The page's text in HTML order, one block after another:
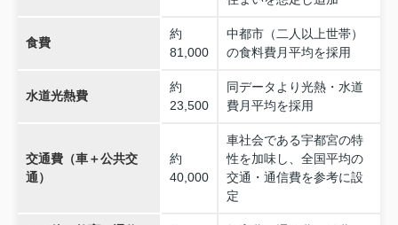
食費
約
81,000
中都市（二人以上世帯）
の食料費月平均を採用
水道光熱費
約
23,500
同データより光熱・水道
費月平均を採用
交通費（車＋公共交
通）
約
40,000
車社会である宇都宮の特
性を加味し、全国平均の
交通・通信費を参考に設
定